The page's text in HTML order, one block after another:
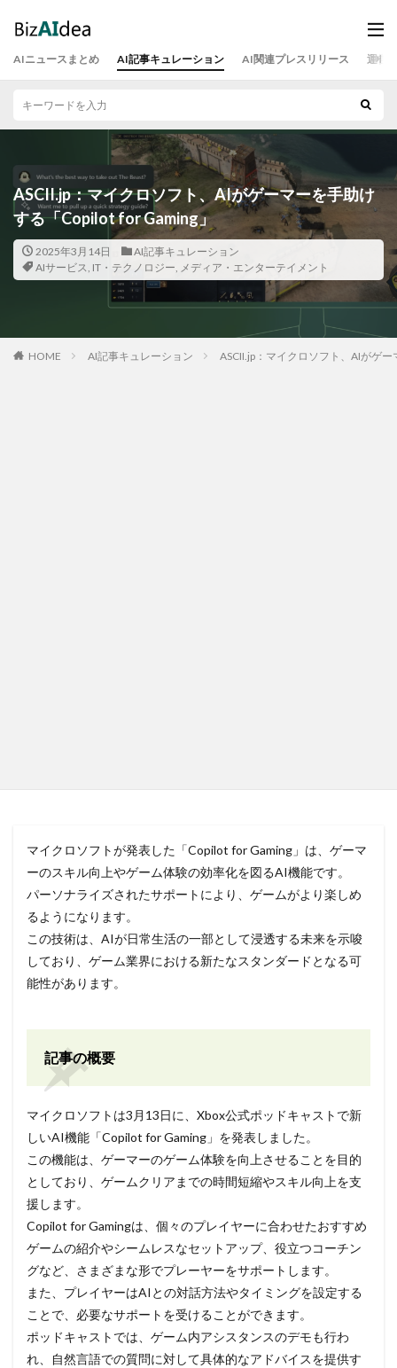
AIニュースまとめ AI記事キュレーション AI関連プレスリリース 運営
ASCII.jp：マイクロソフト、AIがゲーマーを手助け
する「Copilot for Gaming」
2025年3月14日
AI記事キュレーション
AIサービス, IT・テクノロジー, メディア・エンターテイメント
HOME AI記事キュレーション ASCII.jp：マイクロソフト、AIがゲ
マイクロソフトが発表した「Copilot for Gaming」は、ゲーマ
ーのスキル向上やゲーム体験の効率化を図るAI機能です。
パーソナライズされたサポートにより、ゲームがより楽しめ
るようになります。
この技術は、AIが日常生活の一部として浸透する未来を示唆
しており、ゲーム業界における新たなスタンダードとなる可
能性があります。
記事の概要
マイクロソフトは3月13日に、Xbox公式ポッドキャストで新
しいAI機能「Copilot for Gaming」を発表しました。
この機能は、ゲーマーのゲーム体験を向上させることを目的
としており、ゲームクリアまでの時間短縮やスキル向上を支
援します。
Copilot for Gamingは、個々のプレイヤーに合わせたおすすめ
ゲームの紹介やシームレスなセットアップ、役立つコーチン
グなど、さまざまな形でプレーヤーをサポートします。
また、プレイヤーはAIとの対話方法やタイミングを設定する
ことで、必要なサポートを受けることができます。
ポッドキャストでは、ゲーム内アシスタンスのデモも行わ
れ、自然言語での質問に対して具体的なアドバイスを提供す